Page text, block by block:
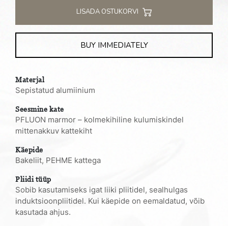
L
eemaldatava
käepidemega
kogus
LISADA OSTUKORVI
BUY IMMEDIATELY
Materjal
Sepistatud alumiinium
Seesmine kate
PFLUON marmor – kolmekihiline kulumiskindel
mittenakkuv kattekiht
Käepide
Bakeliit, PEHME kattega
Pliidi tüüp
Sobib kasutamiseks igat liiki pliitidel, sealhulgas
induktsioonpliitidel. Kui käepide on eemaldatud, võib
kasutada ahjus.